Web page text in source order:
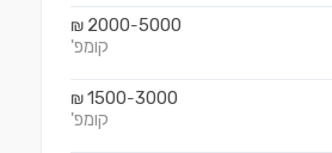
2000-5000
₪
קומפ'
1500-3000
₪
קומפ'